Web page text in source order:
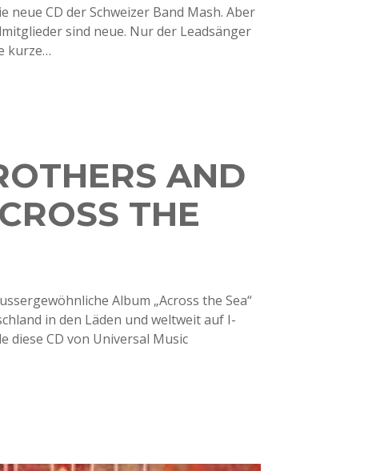
neue CD der Schweizer Band Mash. Aber
sind neue. Nur der Leadsänger
kurze…
AND
THE
Album „Across the Sea“
in den Läden und weltweit auf I-
diese CD von Universal Music